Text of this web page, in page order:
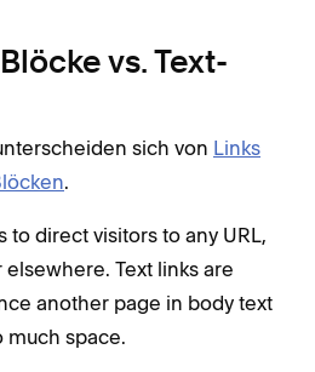
vs. Text-
sich von Links
.
to direct visitors to any URL,
Text links are
another page in body text
much space.